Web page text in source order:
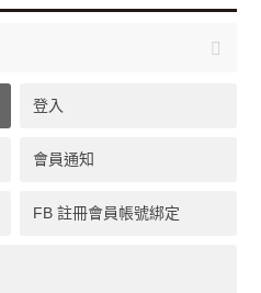
登入
會員通知
FB 註冊會員帳號綁定